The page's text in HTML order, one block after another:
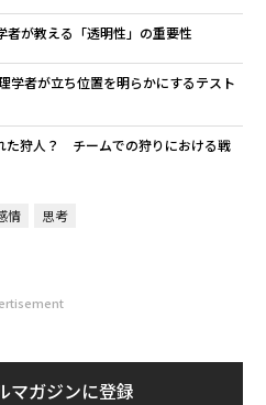
が教える「透明性」の重要性
学者が立ち位置を明らかにするテスト
た狩人？ チームでの狩りにおける戦
情 思考
マガジンに登録